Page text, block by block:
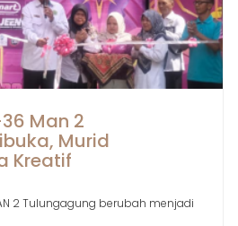
Man 2
Murid
Kreatif
2 Tulungagung berubah menjadi